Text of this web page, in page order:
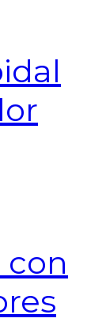
con